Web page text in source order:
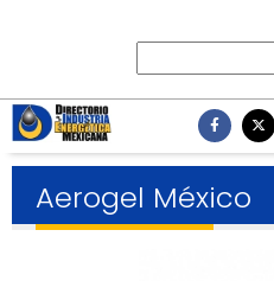
Aerogel México